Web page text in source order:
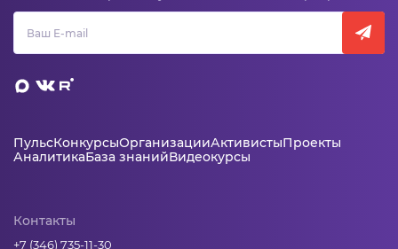
ПульсКонкурсыОрганизацииАктивистыПроекты
АналитикаБаза знанийВидеокурсы
Контакты
+7 (346) 735-11-30